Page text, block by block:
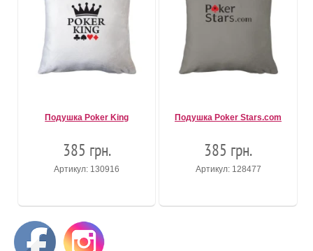
Подушка Poker King
385 грн.
Артикул: 130916
Подушка Poker Stars.соm
385 грн.
Артикул: 128477